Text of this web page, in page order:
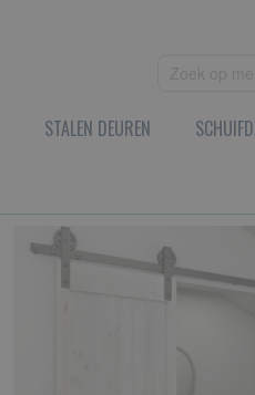
STALEN DEUREN